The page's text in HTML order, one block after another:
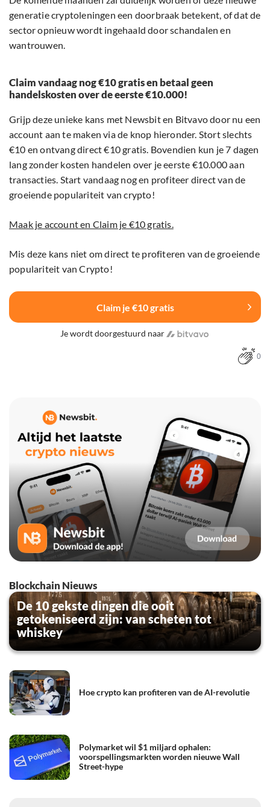
generatie cryptoleningen een doorbraak betekent, of dat de
sector opnieuw wordt ingehaald door schandalen en
wantrouwen.
Claim vandaag nog €10 gratis en betaal geen
handelskosten over de eerste €10.000!
Grijp deze unieke kans met Newsbit en Bitvavo door nu een
account aan te maken via de knop hieronder. Stort slechts
€10 en ontvang direct €10 gratis. Bovendien kun je 7 dagen
lang zonder kosten handelen over je eerste €10.000 aan
transacties. Start vandaag nog en profiteer direct van de
groeiende populariteit van crypto!
Maak je account en Claim je €10 gratis.
Mis deze kans niet om direct te profiteren van de groeiende
populariteit van Crypto!
Claim je €10 gratis
Je wordt doorgestuurd naar
0
Blockchain Nieuws
De 10 gekste dingen die ooit
getokeniseerd zijn: van scheten tot
whiskey
Hoe crypto kan profiteren van de AI-revolutie
Polymarket wil $1 miljard ophalen:
voorspellingsmarkten worden nieuwe Wall
Street-hype